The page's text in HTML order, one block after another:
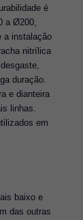
é
a Ø200,
a instalação
nitrílica
duração.
e dianteira
linhas.
em
baixo e
das outras